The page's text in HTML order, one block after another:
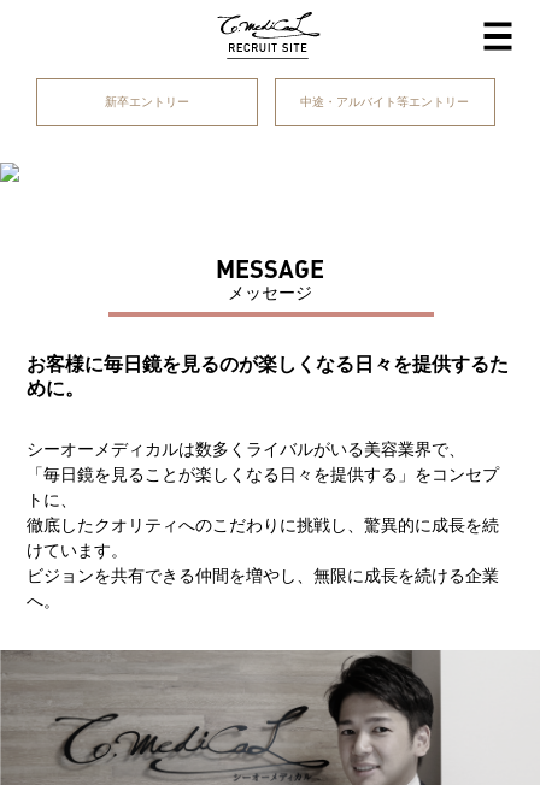
新卒エントリー 中途・アルバイト等エントリー
MESSAGE
メッセージ
お客様に毎日鏡を見るのが楽しくなる日々を提供するた
めに。
シーオーメディカルは数多くライバルがいる美容業界で、
「毎日鏡を見ることが楽しくなる日々を提供する」をコンセプ
トに、
徹底したクオリティへのこだわりに挑戦し、驚異的に成長を続
けています。
ビジョンを共有できる仲間を増やし、無限に成長を続ける企業
へ。